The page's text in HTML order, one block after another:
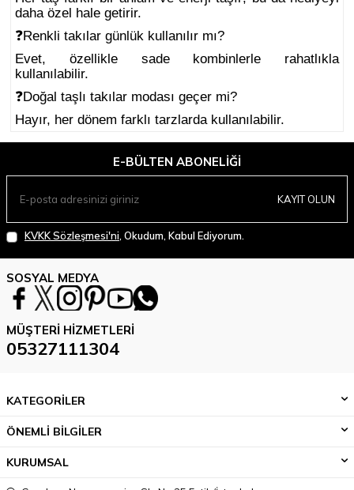
daha özel hale getirir.
❓Renkli takılar günlük kullanılır mı?
Evet, özellikle sade kombinlerle rahatlıkla
kullanılabilir.
❓Doğal taşlı takılar modası geçer mi?
Hayır, her dönem farklı tarzlarda kullanılabilir.
E-BÜLTEN ABONELIĞI
KAYIT OLUN
KVKK Sözleşmesi'ni , Okudum, Kabul Ediyorum.
SOSYAL MEDYA
MÜŞTERI HIZMETLERI
05327111304
KATEGORİLER
ÖNEMLİ BİLGİLER
KURUMSAL